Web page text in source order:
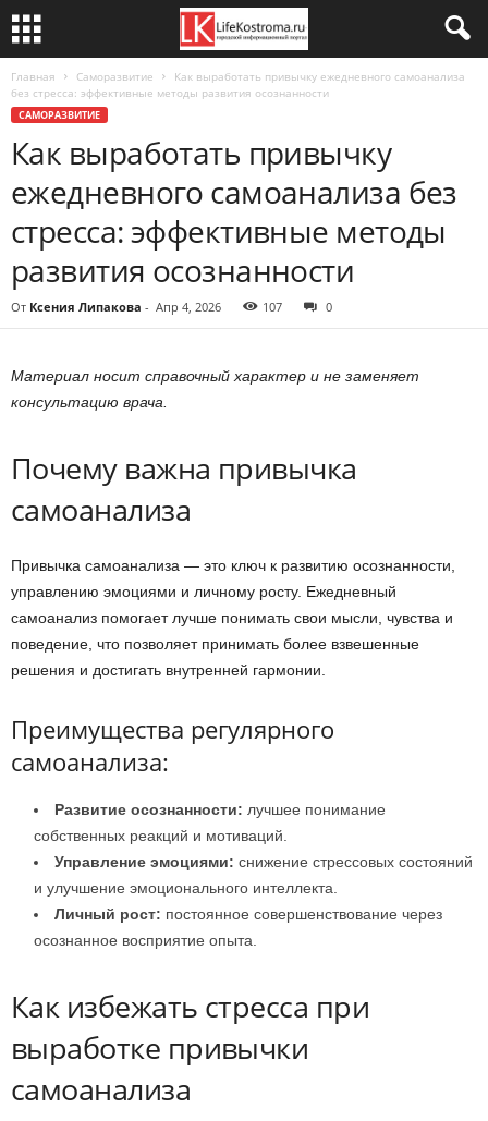
Главная Саморазвитие
Как выработать привычку ежедневного самоанализа
без стресса: эффективные методы развития осознанности
САМОРАЗВИТИЕ
Как выработать привычку
ежедневного самоанализа без
стресса: эффективные методы
развития осознанности
От Ксения Липакова - Апр 4, 2026 107 0
Материал носит справочный характер и не заменяет
консультацию врача.
Почему важна привычка
самоанализа
Привычка самоанализа — это ключ к развитию осознанности,
управлению эмоциями и личному росту. Ежедневный
самоанализ помогает лучше понимать свои мысли, чувства и
поведение, что позволяет принимать более взвешенные
решения и достигать внутренней гармонии.
Преимущества регулярного
самоанализа:
Развитие осознанности: лучшее понимание
собственных реакций и мотиваций.
Управление эмоциями: снижение стрессовых состояний
и улучшение эмоционального интеллекта.
Личный рост: постоянное совершенствование через
осознанное восприятие опыта.
Как избежать стресса при
выработке привычки
самоанализа